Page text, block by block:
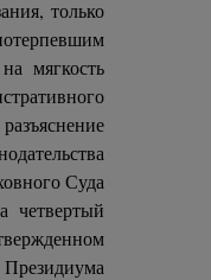
только
мягкость
Суда
четвертый